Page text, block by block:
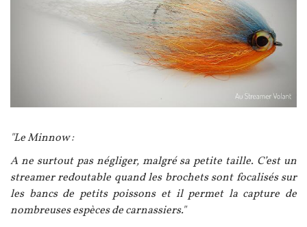
Texte
"Le Minnow :
A ne surtout pas négliger, malgré sa petite taille. C’est un
streamer redoutable quand les brochets sont focalisés sur
les bancs de petits poissons et il permet la capture de
nombreuses espèces de carnassiers."